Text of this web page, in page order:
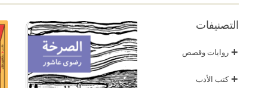
التصنيفات
+ روايات وقصص
+كتب الأدب